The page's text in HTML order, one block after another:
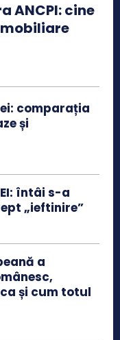
ANCPI: cine
comparația
și
întâi s-a
„ieftinire”
a
și cum totul